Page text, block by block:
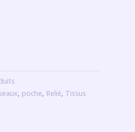
, poche, Relié, Tissus